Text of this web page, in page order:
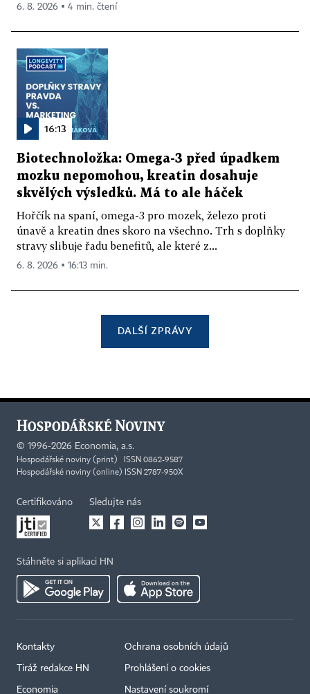
6. 8. 2026 ▪ 4 min. čtení
16:13
Biotechnoložka: Omega-3 před úpadkem
mozku nepomohou, kreatin dosahuje
skvělých výsledků. Má to ale háček
Hořčík na spaní, omega-3 pro mozek, železo proti
únavě a kreatin dnes skoro na všechno. Trh s doplňky
stravy slibuje řadu benefitů, ale které z...
6. 8. 2026 ▪ 16:13 min.
DALŠÍ ZPRÁVY
© 1996-2026 Economia, a.s.
Hospodářské noviny (print) ISSN 0862-9587
Hospodářské noviny (online) ISSN 2787-950X
Certifikováno Sledujte nás
Stáhněte si aplikaci HN
Kontakty
Tiráž redakce HN
Economia
Ochrana osobních údajů
Prohlášení o cookies
Nastavení soukromí